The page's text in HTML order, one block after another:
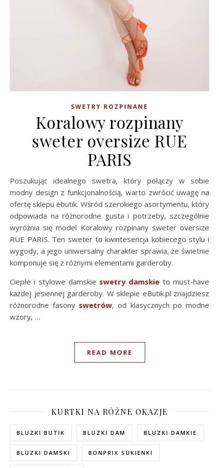
SWETRY ROZPINANE
Koralowy rozpinany
sweter oversize RUE
PARIS
Poszukując idealnego swetra, który połączy w sobie
modny design z funkcjonalnością, warto zwrócić uwagę na
ofertę sklepu ebutik. Wśród szerokiego asortymentu, który
odpowiada na różnorodne gusta i potrzeby, szczególnie
wyróżnia się model Koralowy rozpinany sweter oversize
RUE PARIS. Ten sweter to kwintesencja kobiecego stylu i
wygody, a jego uniwersalny charakter sprawia, że świetnie
komponuje się z różnymi elementami garderoby.
Ciepłe i stylowe damskie swetry damskie to must-have
każdej jesiennej garderoby. W sklepie eButik.pl znajdziesz
różnorodne fasony swetrów, od klasycznych po modne
wzory, …
READ MORE
KURTKI NA RÓŻNE OKAZJE
BLUZKI BUTIK BLUZKI DAM BLUZKI DAMKIE
BLUZKI DAMSKI BONPRIX SUKIENKI